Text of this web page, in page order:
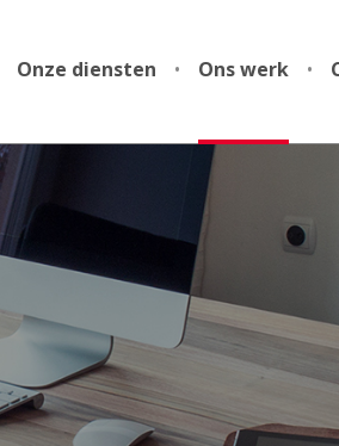
Onze diensten • Ons werk •